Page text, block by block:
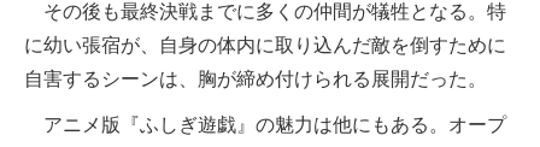
その後も最終決戦までに多くの仲間が犠牲となる。特
に幼い張宿が、自身の体内に取り込んだ敵を倒すために
自害するシーンは、胸が締め付けられる展開だった。
アニメ版『ふしぎ遊戯』の魅力は他にもある。オープ